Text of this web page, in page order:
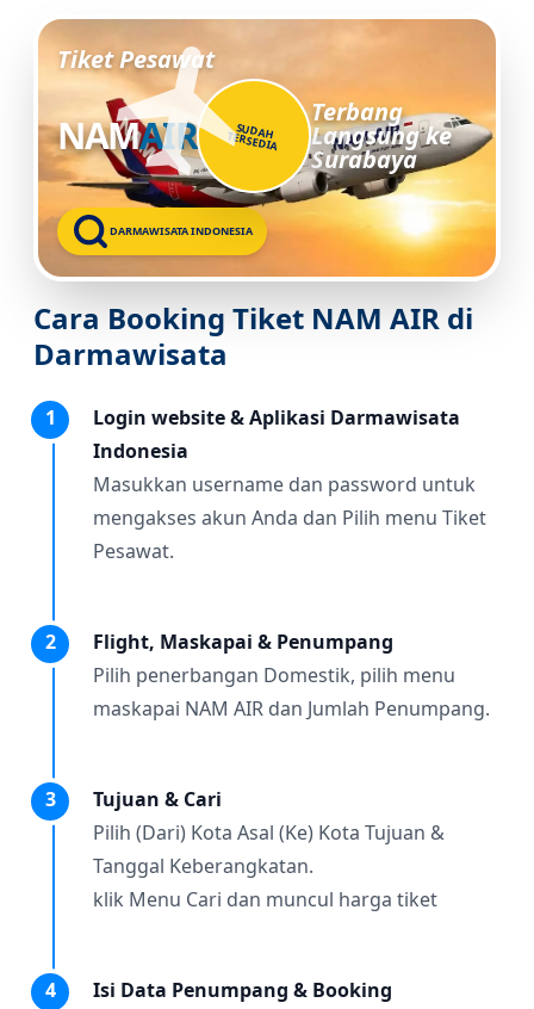
Tiket Pesawat
NAMAIR SUDAH
TERSEDIA
Terbang
Langsung ke
Surabaya
DARMAWISATA INDONESIA
Cara Booking Tiket NAM AIR di
Darmawisata
1
Login website & Aplikasi Darmawisata
Indonesia
Masukkan username dan password untuk
mengakses akun Anda dan Pilih menu Tiket
Pesawat.
2
Flight, Maskapai & Penumpang
Pilih penerbangan Domestik, pilih menu
maskapai NAM AIR dan Jumlah Penumpang.
3
Tujuan & Cari
Pilih (Dari) Kota Asal (Ke) Kota Tujuan &
Tanggal Keberangkatan.
klik Menu Cari dan muncul harga tiket
4
Isi Data Penumpang & Booking